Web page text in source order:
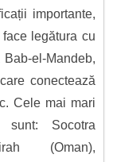
importante,
legătura cu
el-Mandeb,
conectează
Cele mai mari
Socotra
(Oman),